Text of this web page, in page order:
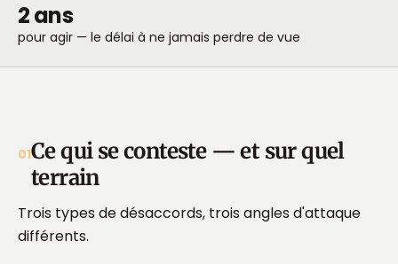
2 ans
pour agir — le délai à ne jamais perdre de vue
01Ce qui se conteste — et sur quel
terrain
Trois types de désaccords, trois angles d'attaque
différents.